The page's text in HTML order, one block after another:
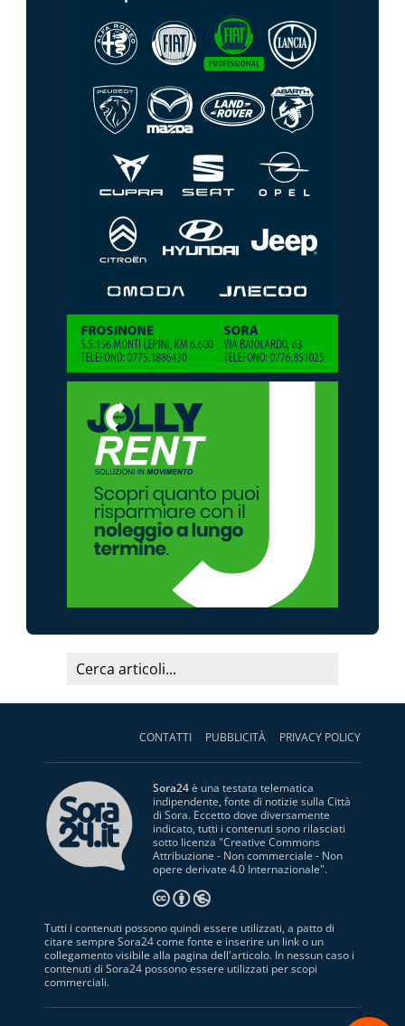
CONTATTI PUBBLICITÀ PRIVACY POLICY
Sora24è una testata telematica
indipendente, fonte di notizie sulla Città
di Sora. Eccetto dove diversamente
indicato, tutti i contenuti sono rilasciati
sotto licenza "Creative Commons
Attribuzione - Non commerciale - Non
opere derivate 4.0 Internazionale".
Tutti i contenuti possono quindi essere utilizzati, a patto di
citare sempre Sora24 come fonte e inserire un link o un
collegamento visibile alla pagina dell'articolo. In nessun caso i
contenuti di Sora24 possono essere utilizzati per scopi
commerciali.